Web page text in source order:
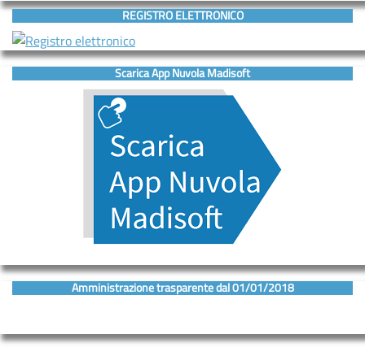
REGISTRO ELETTRONICO
Scarica App Nuvola Madisoft
Amministrazione trasparente dal 01/01/2018